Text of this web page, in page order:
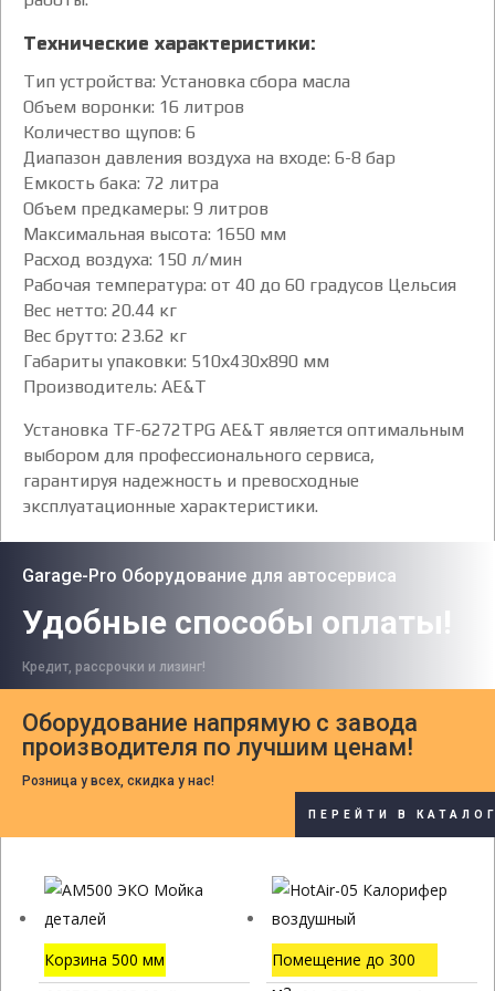
Технические характеристики:
Тип устройства: Установка сбора масла
Объем воронки: 16 литров
Количество щупов: 6
Диапазон давления воздуха на входе: 6-8 бар
Емкость бака: 72 литра
Объем предкамеры: 9 литров
Максимальная высота: 1650 мм
Расход воздуха: 150 л/мин
Рабочая температура: от 40 до 60 градусов Цельсия
Вес нетто: 20.44 кг
Вес брутто: 23.62 кг
Габариты упаковки: 510х430х890 мм
Производитель: AE&T
Установка TF-6272TPG AE&T является оптимальным
выбором для профессионального сервиса,
гарантируя надежность и превосходные
эксплуатационные характеристики.
Garage-Pro Оборудование для автосервиса
Удобные способы оплаты!
Кредит, рассрочки и лизинг!
Оборудование напрямую с завода
производителя по лучшим ценам!
Розница у всех, скидка у нас!
ПЕРЕЙТИ В
Корзина 500 мм
Помещение до 300